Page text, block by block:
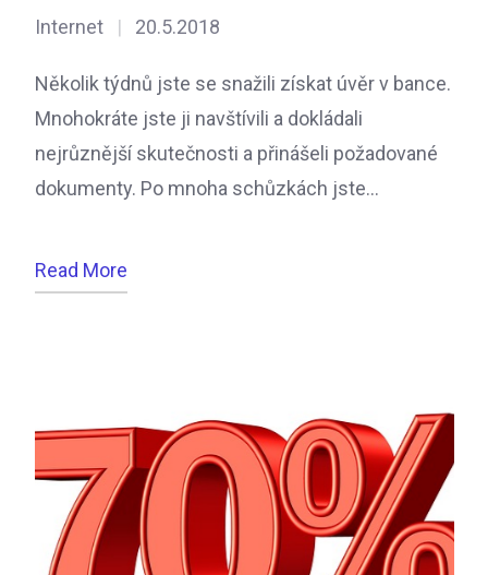
Internet | 20.5.2018
Několik týdnů jste se snažili získat úvěr v bance.
Mnohokráte jste ji navštívili a dokládali
nejrůznější skutečnosti a přinášeli požadované
dokumenty. Po mnoha schůzkách jste…
Read More